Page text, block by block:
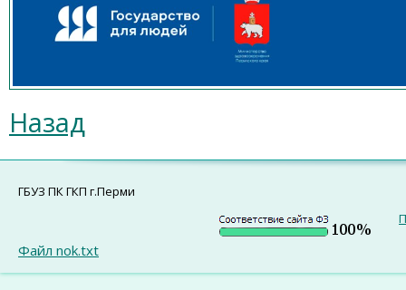
Назад
ГБУЗ ПК ГКП г.Перми
Файл nok.txt